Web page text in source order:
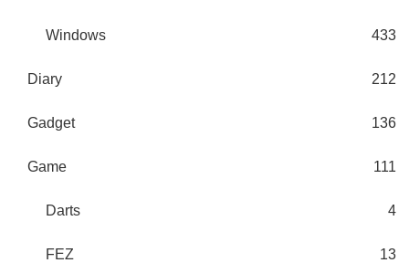
Windows 433
Diary 212
Gadget 136
Game 111
Darts 4
FEZ 13